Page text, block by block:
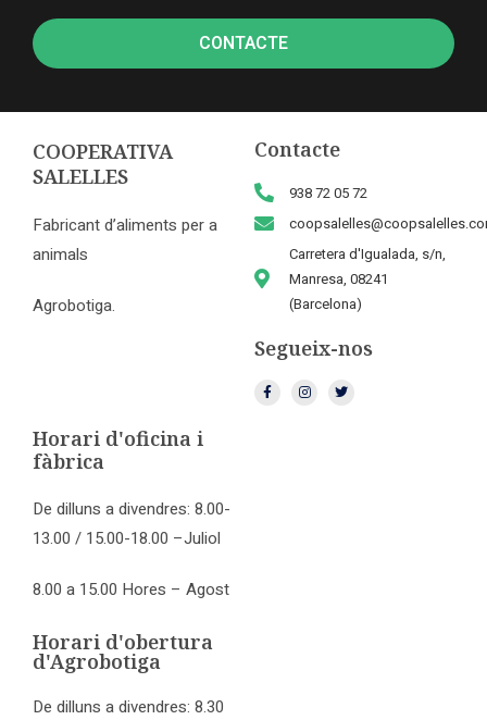
CONTACTE
COOPERATIVA
SALELLES
Fabricant d’aliments per a
animals
Agrobotiga.
Contacte
938 72 05 72
Carretera d'Igualada, s/n,
Manresa, 08241
(Barcelona)
Segueix-nos
Horari d'oficina i
fàbrica
De dilluns a divendres: 8.00-
13.00 / 15.00-18.00 –Juliol
8.00 a 15.00 Hores – Agost
Horari d'obertura
d'Agrobotiga
De dilluns a divendres: 8.30